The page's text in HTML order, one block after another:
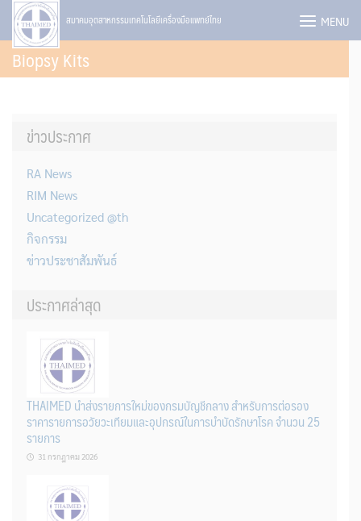
Skip
content
สมาคมอุตสาหกรรมเทคโนโลยีเครื่องมือแพทย์ไทย MENU
Biopsy Kits
ข่าวประกาศ
RA News
RIM News
Uncategorized @th
กิจกรรม
ข่าวประชาสัมพันธ์
ประกาศล่าสุด
THAIMED นำส่งรายการใหม่ของกรมบัญชีกลาง สำหรับการต่อรอง
ราคารายการอวัยวะเทียมและอุปกรณ์ในการบำบัดรักษาโรค จำนวน 25
รายการ
31 กรกฎาคม 2026